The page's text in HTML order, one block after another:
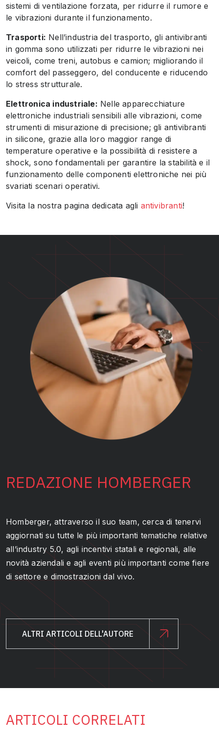
sistemi di ventilazione forzata, per ridurre il rumore e
le vibrazioni durante il funzionamento.
Trasporti: Nell’industria del trasporto, gli antivibranti
in gomma sono utilizzati per ridurre le vibrazioni nei
veicoli, come treni, autobus e camion; migliorando il
comfort del passeggero, del conducente e riducendo
lo stress strutturale.
Elettronica industriale: Nelle apparecchiature
elettroniche industriali sensibili alle vibrazioni, come
strumenti di misurazione di precisione; gli antivibranti
in silicone, grazie alla loro maggior range di
temperature operative e la possibilità di resistere a
shock, sono fondamentali per garantire la stabilità e il
funzionamento delle componenti elettroniche nei più
svariati scenari operativi.
Visita la nostra pagina dedicata agli antivibranti!
REDAZIONE HOMBERGER
Homberger, attraverso il suo team, cerca di tenervi
aggiornati su tutte le più importanti tematiche relative
all’industry 5.0, agli incentivi statali e regionali, alle
novità aziendali e agli eventi più importanti come fiere
di settore e dimostrazioni dal vivo.
ALTRI ARTICOLI DELL'AUTORE
ARTICOLI CORRELATI